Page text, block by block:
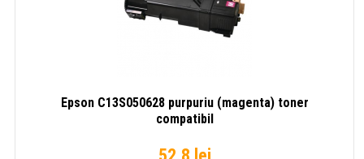
Epson C13S050628 purpuriu (magenta) toner
compatibil